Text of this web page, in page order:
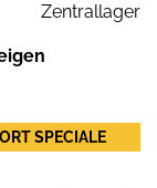
Zentrallager
SPECIALE